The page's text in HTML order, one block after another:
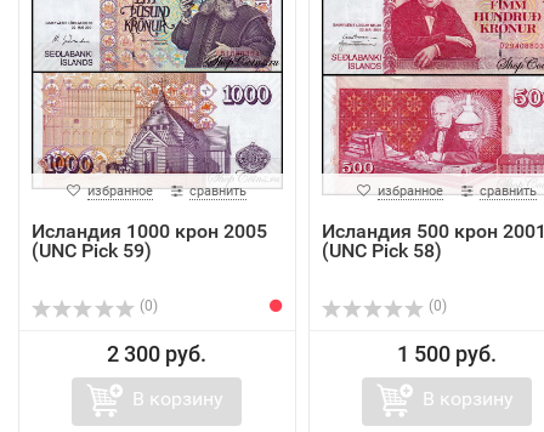
избранное сравнить
Исландия 1000 крон 2005
(UNC Pick 59)
(0)
2 300 руб.
В корзину
избранное сравнить
Исландия 500 крон
(UNC Pick 58)
(0)
1 500 руб.
В корзину